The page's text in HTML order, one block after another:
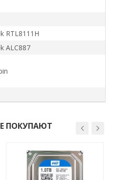
RTL8111H
ALC887
ПОКУПАЮТ